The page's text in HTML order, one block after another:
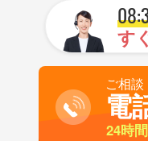
す
ご相
電
24時